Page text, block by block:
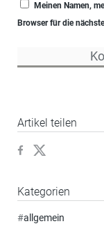
Meinen Namen,
Browser für die
Artikel teilen
Kategorien
#allgemein